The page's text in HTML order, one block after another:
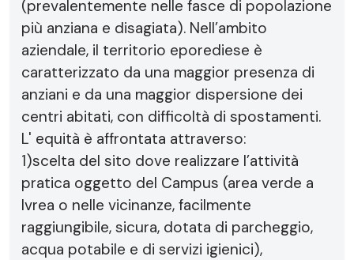
(prevalentemente nelle fasce di popolazione
più anziana e disagiata). Nell’ambito
aziendale, il territorio eporediese è
caratterizzato da una maggior presenza di
anziani e da una maggior dispersione dei
centri abitati, con difficoltà di spostamenti.
L' equità è affrontata attraverso:
1)scelta del sito dove realizzare l’attività
pratica oggetto del Campus (area verde a
Ivrea o nelle vicinanze, facilmente
raggiungibile, sicura, dotata di parcheggio,
acqua potabile e di servizi igienici),